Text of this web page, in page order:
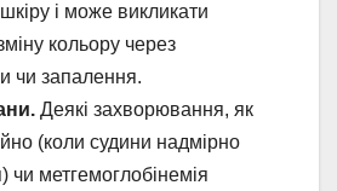
і може викликати
кольору через
чи запалення.
Деякі захворювання, як
(коли судини надмірно
чи метгемоглобінемія